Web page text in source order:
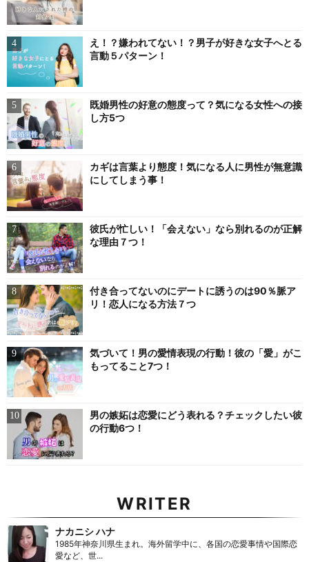
え！？嫌われてない！？男子が好きな女子へとる
言動５パターン！
既婚男性の好意の態度って？気になる女性への接
し方5つ
カギは言葉より態度！気になる人に男性が無意識
にしてしまう事！
彼氏が忙しい！「会えない」なら別れるのが正解
な理由７つ！
付き合ってないのにデートに誘うのは90％脈ア
リ！恋人になる方法７つ
気づいて！男の愛情表現の行動！彼の「愛」がこ
もってること7つ！
男の嫉妬は恋愛にどう表れる？チェックしたい彼
の行動6つ！
WRITER
ナカニシ ハナ
1985年神奈川県生まれ。海外留学中に、各国の恋愛事情や国際恋
愛など、世...